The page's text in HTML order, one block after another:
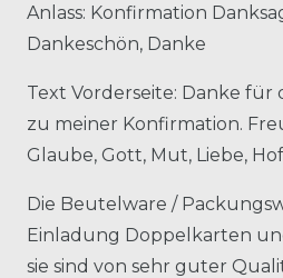
Anlass: Konfirmation
Dankeschön, Danke
Text Vorderseite: Danke für
zu meiner Konfirmation.
Glaube, Gott, Mut, Liebe,
Die Beutelware /
Einladung Doppelkarten
sie sind von sehr guter